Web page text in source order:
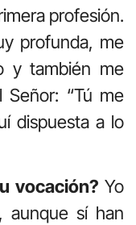
profesión.
profunda, me
y también me
“Tú me
dispuesta a lo
vocación? Yo
aunque sí han